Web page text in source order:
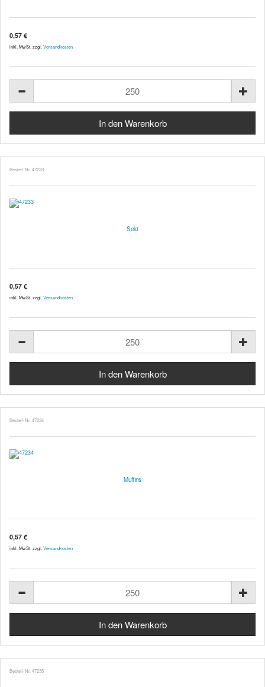
0,57 €
inkl. MwSt. zzgl. Versandkosten
Bestell-Nr. 47233
Sekt
0,57 €
inkl. MwSt. zzgl. Versandkosten
Bestell-Nr. 47234
Muffins
0,57 €
inkl. MwSt. zzgl. Versandkosten
Bestell-Nr. 47235